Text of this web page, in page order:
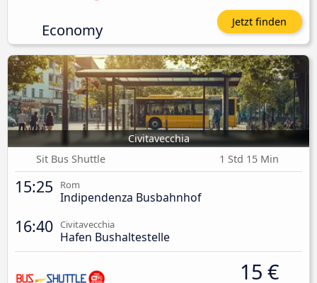
Economy Jetzt finden
Civitavecchia
Sit Bus Shuttle
1 Std 15 Min
15:25 Rom
Indipendenza Busbahnhof
16:40 Civitavecchia
Hafen Bushaltestelle
15 €